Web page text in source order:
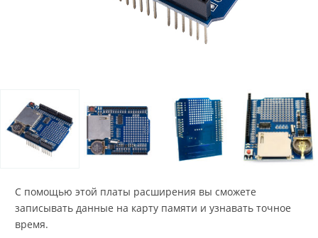
С помощью этой платы расширения вы сможете
записывать данные на карту памяти и узнавать точное
время.